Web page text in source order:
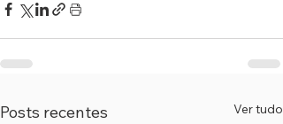
Posts recentes Ver tudo